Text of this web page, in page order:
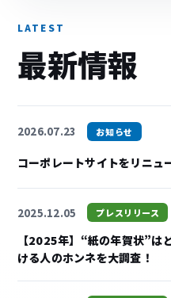
LATEST
最新情報
2026.07.23 お知らせ
コーポレートサイトをリニュ
2025.12.05 プレスリリース
【2025年】“紙の年賀状”は
ける人のホンネを大調査！